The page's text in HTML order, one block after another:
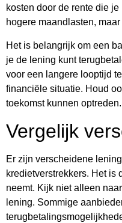
kosten door de rente die
hogere maandlasten,
Het is belangrijk om een
je de lening kunt
voor een langere looptijd
financiële situatie. Houd
toekomst kunnen optreden.
Vergelijk
Er zijn verscheidene
kredietverstrekkers. Het is
neemt. Kijk niet alleen
lening. Sommige